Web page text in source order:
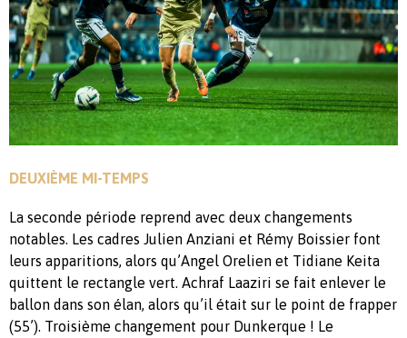
DEUXIÈME MI-TEMPS
La seconde période reprend avec deux changements
notables. Les cadres Julien Anziani et Rémy Boissier font
leurs apparitions, alors qu’Angel Orelien et Tidiane Keita
quittent le rectangle vert. Achraf Laaziri se fait enlever le
ballon dans son élan, alors qu’il était sur le point de frapper
(55’). Troisième changement pour Dunkerque ! Le